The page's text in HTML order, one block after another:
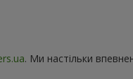
. Ми настільки